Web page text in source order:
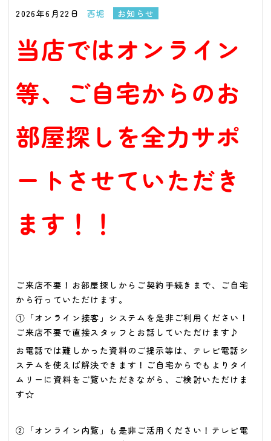
2026年6月22日
西堀 お知らせ
当店ではオンライン
等、ご自宅からのお
部屋探しを全力サポ
ートさせていただき
ます！！
ご来店不要！お部屋探しからご契約手続きまで、ご自宅
から行っていただけます。
①「オンライン接客」システムを是非ご利用ください！
ご来店不要で直接スタッフとお話していただけます♪
お電話では難しかった資料のご提示等は、テレビ電話シ
ステムを使えば解決できます！ご自宅からでもよりタイ
ムリーに資料をご覧いただきながら、ご検討いただけま
す☆
②「オンライン内覧」も是非ご活用ください！テレビ電